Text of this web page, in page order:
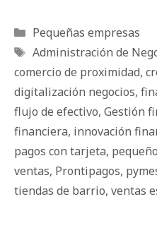
Categorías
Pequeñas empresas
Etiquetas
Administración de
comercio de proximidad,
digitalización negocios,
flujo de efectivo, Gestión
financiera, innovación
pagos con tarjeta,
ventas, Prontipagos,
tiendas de barrio, ventas